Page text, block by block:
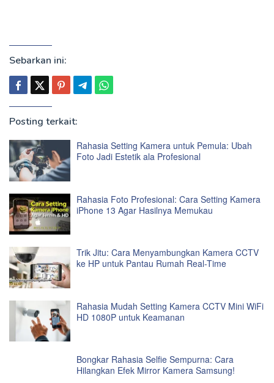
Sebarkan ini:
Posting terkait:
Rahasia Setting Kamera untuk Pemula: Ubah
Foto Jadi Estetik ala Profesional
Rahasia Foto Profesional: Cara Setting Kamera
iPhone 13 Agar Hasilnya Memukau
Trik Jitu: Cara Menyambungkan Kamera CCTV
ke HP untuk Pantau Rumah Real-Time
Rahasia Mudah Setting Kamera CCTV Mini WiFi
HD 1080P untuk Keamanan
Bongkar Rahasia Selfie Sempurna: Cara
Hilangkan Efek Mirror Kamera Samsung!